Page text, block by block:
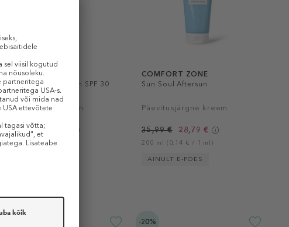
COMFORT ZONE
Sun Soul Face Cream SPF 30
Päikesekaitsekreem
31,99 € 25,59 €
60 ml (0,43 € / 1 ml)
COMFORT ZONE
Sun Soul Aftersun
Päevitusjärgne kreem
35,99 € 28,79 €
200 ml (0,14 € / 1 ml)
AINULT E-POES
-20%